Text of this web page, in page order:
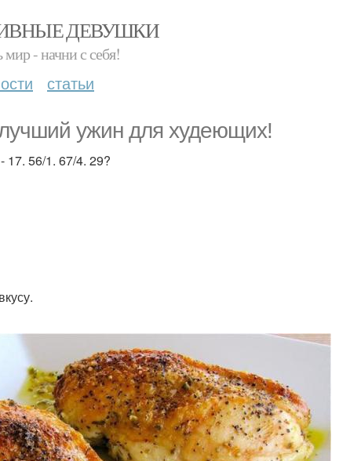
ДЕВУШКИ
- начни с себя!
статьи
ужин для худеющих!
17. 56/1. 67/4. 29?